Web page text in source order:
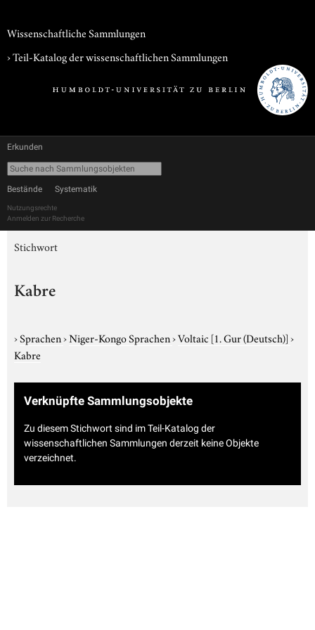
Wissenschaftliche Sammlungen
› Teil-Katalog der wissenschaftlichen Sammlungen
Erkunden
Bestände Systematik
Nutzungsrechte
Anmelden zur Recherche
Stichwort
Kabre
›Sprachen›Niger-Kongo Sprachen›Voltaic [1. Gur (Deutsch)]›
Kabre
Verknüpfte Sammlungsobjekte
Zu diesem Stichwort sind im Teil-Katalog der
wissenschaftlichen Sammlungen derzeit keine Objekte
verzeichnet.